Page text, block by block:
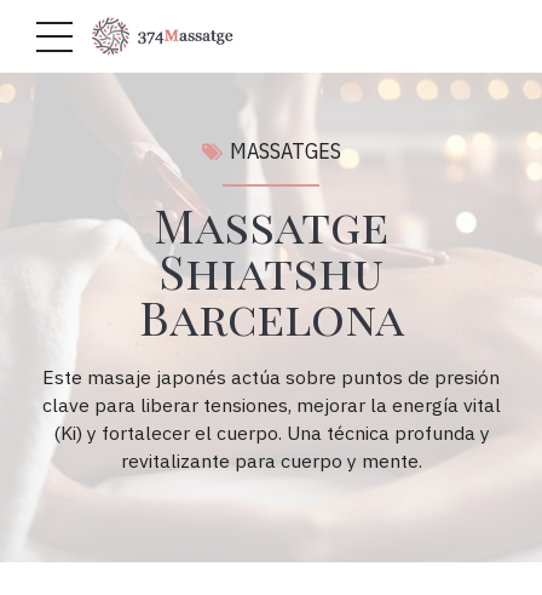
MASSATGES
Massatge
Shiatshu
Barcelona
Este masaje japonés actúa sobre puntos de presión
clave para liberar tensiones, mejorar la energía vital
(Ki) y fortalecer el cuerpo. Una técnica profunda y
revitalizante para cuerpo y mente.